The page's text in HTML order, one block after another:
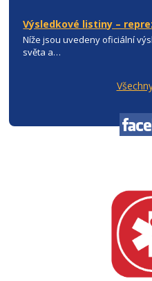
Výsledkové listiny –
Níže jsou uvedeny oficiální
světa a…